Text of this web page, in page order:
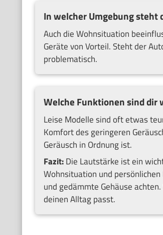
In welcher Umgebung steht
Auch die Wohnsituation
Geräte von Vorteil. Steht der
problematisch.
Welche Funktionen sind dir
Leise Modelle sind oft etwas
Komfort des geringeren
Geräusch in Ordnung ist.
Fazit:Die Lautstärke ist ein
Wohnsituation und
und gedämmte Gehäuse
deinen Alltag passt.